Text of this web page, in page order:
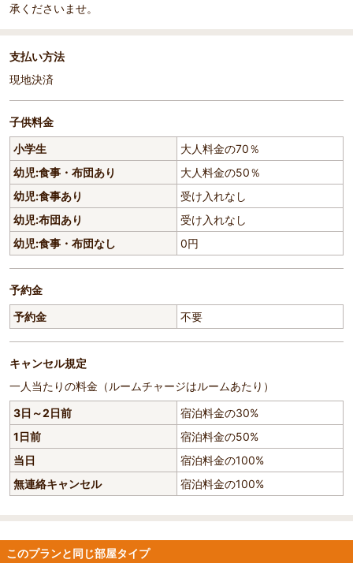
承くださいませ。
支払い方法
現地決済
子供料金
小学生
大人料金の70％
幼児:食事・布団あり
大人料金の50％
幼児:食事あり
受け入れなし
幼児:布団あり
受け入れなし
幼児:食事・布団なし
0円
予約金
予約金
不要
キャンセル規定
一人当たりの料金（ルームチャージはルームあたり）
3日～2日前
宿泊料金の30%
1日前
宿泊料金の50%
当日
宿泊料金の100%
無連絡キャンセル
宿泊料金の100%
このプランと同じ部屋タイプ